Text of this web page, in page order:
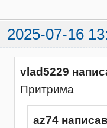
2025-07-16
vlad5229
Притрима
az74